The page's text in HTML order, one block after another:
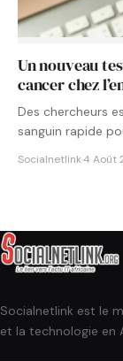
Un nouveau
cancer chez
Des chercheurs
sanguin rapide
Socialnetlink·4 Août
Socialnetlink est le
et la technologie en